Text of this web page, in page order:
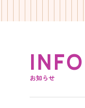
INFO
お知らせ